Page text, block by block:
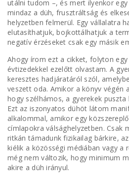
utálni tudom –, és mert ilyenkor
mindaz a düh, frusztráltság és
helyzetben felmerül. Egy vállalatra
elutasíthatjuk, bojkottálhatjuk a
negatív érzéseket csak egy másik
Ahogy írom ezt a cikket, folyton
évtizedekkel ezelőtt olvastam. A
keresztes hadjáratáról szól,
veszett oda. Amikor a könyv végén
hogy szélhámos, a gyerekek
Ezt az iszonyatos dühöt látom
alkalommal, amikor egy
címlapokra válsághelyzetben. Csak
ritkán támadunk fizikailag bárkire,
kiélik a közösségi médiában vagy a
még nem változik, hogy minimum
akire a düh irányul.